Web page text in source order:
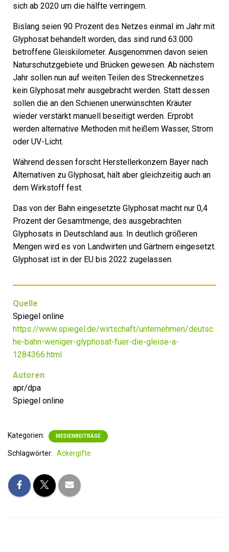
sich ab 2020 um die hälfte verringern.
Bislang seien 90 Prozent des Netzes einmal im Jahr mit
Glyphosat behandelt worden, das sind rund 63.000
betroffene Gleiskilometer. Ausgenommen davon seien
Naturschutzgebiete und Brücken gewesen. Ab nächstem
Jahr sollen nun auf weiten Teilen des Streckennetzes
kein Glyphosat mehr ausgebracht werden. Statt dessen
sollen die an den Schienen unerwünschten Kräuter
wieder verstärkt manuell beseitigt werden. Erprobt
werden alternative Methoden mit heißem Wasser, Strom
oder UV-Licht.
Während dessen forscht Herstellerkonzern Bayer nach
Alternativen zu Glyphosat, hält aber gleichzeitig auch an
dem Wirkstoff fest.
Das von der Bahn eingesetzte Glyphosat macht nur 0,4
Prozent der Gesamtmenge, des ausgebrachten
Glyphosats in Deutschland aus. In deutlich größeren
Mengen wird es von Landwirten und Gärtnern eingesetzt.
Glyphosat ist in der EU bis 2022 zugelassen.
Quelle
Spiegel online
https://www.spiegel.de/wirtschaft/unternehmen/deutsc
he-bahn-weniger-glyphosat-fuer-die-gleise-a-
1284366.html
Autoren
apr/dpa
Spiegel online
Kategorien: MEDIENBEITRÄGE
Schlagwörter: Ackergifte